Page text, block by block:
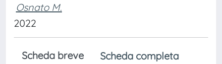
Osnato M.
2022
Scheda breve
Scheda completa